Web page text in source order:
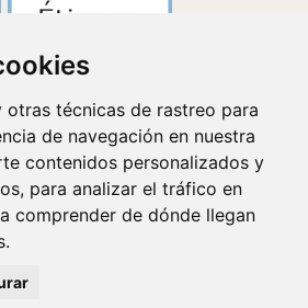
otras técnicas de rastreo para
de navegación en nuestra
contenidos personalizados y
para analizar el tráfico en
comprender de dónde llegan